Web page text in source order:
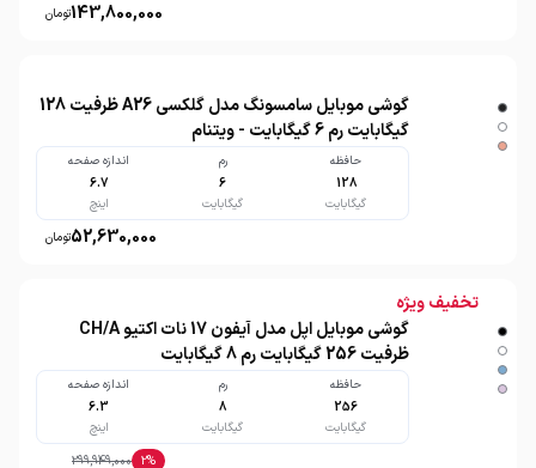
143,800,000تومان
گوشی موبایل سامسونگ مدل گلکسی A26 ظرفیت 128
گیگابایت رم 6 گیگابایت - ویتنام
حافظه
128
گیگابایت
رم
6
گیگابایت
اندازه صفحه
6.7
اینچ
52,630,000تومان
تخفیف ویژه
گوشی موبایل اپل مدل آیفون 17 نات اکتیو CH/A
ظرفیت 256 گیگابایت رم 8 گیگابایت
حافظه
256
گیگابایت
رم
8
گیگابایت
اندازه صفحه
6.3
اینچ
2%
299,949,000